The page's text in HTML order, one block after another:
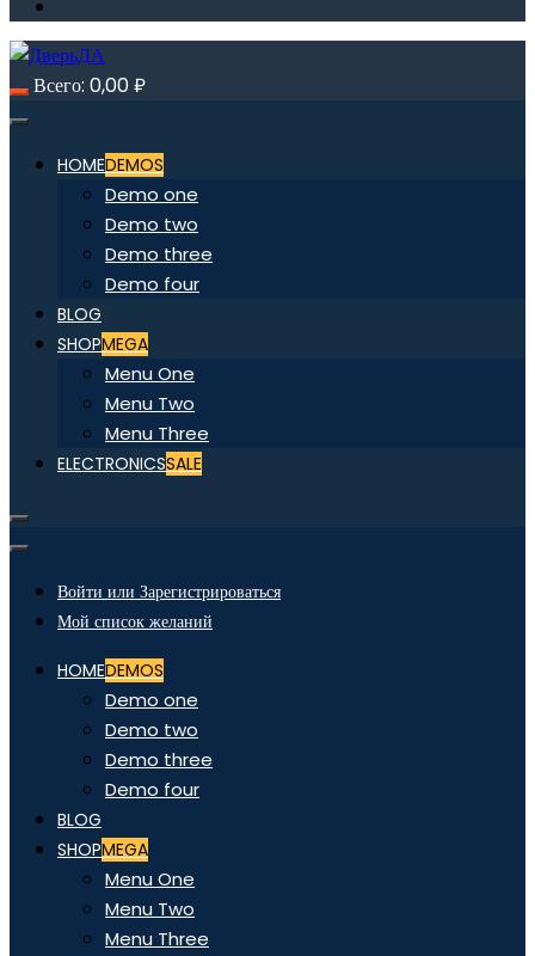
Всего: 0,00₽
HOMEDEMOS
Demo one
Demo two
Demo three
Demo four
BLOG
SHOPMEGA
Menu One
Menu Two
Menu Three
ELECTRONICSSALE
Войти или Зарегистрироваться
Мой список желаний
HOMEDEMOS
Demo one
Demo two
Demo three
Demo four
BLOG
SHOPMEGA
Menu One
Menu Two
Menu Three